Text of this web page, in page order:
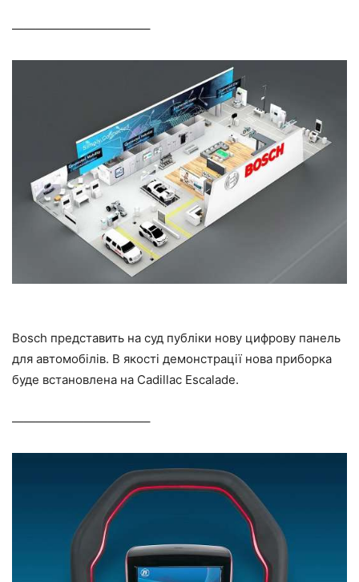
———————————–
Bosch представить на суд публіки нову цифрову панель
для автомобілів. В якості демонстрації нова приборка
буде встановлена на Cadillac Escalade.
———————————–